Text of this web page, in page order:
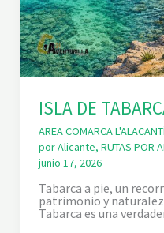
ISLA DE
AREA COMARCA
por Alicante, RUTAS POR
junio 17, 2026
Tabarca a pie, un
patrimonio y
Tabarca es una